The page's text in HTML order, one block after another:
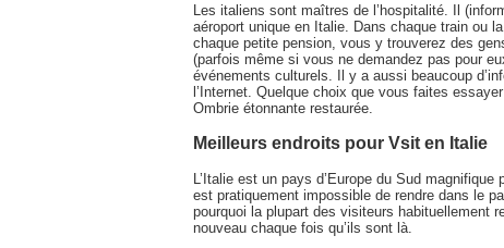
Les italiens sont maîtres de l’hospitalité. Il
aéroport unique en Italie. Dans chaque train ou
chaque petite pension, vous y trouverez des
(parfois même si vous ne demandez pas pour
événements culturels. Il y a aussi beaucoup
l’Internet. Quelque choix que vous faites
Ombrie étonnante restaurée.
Meilleurs endroits pour Vsit en Italie
L’Italie est un pays d’Europe du Sud
est pratiquement impossible de rendre dans le
pourquoi la plupart des visiteurs habituellement
nouveau chaque fois qu’ils sont là.